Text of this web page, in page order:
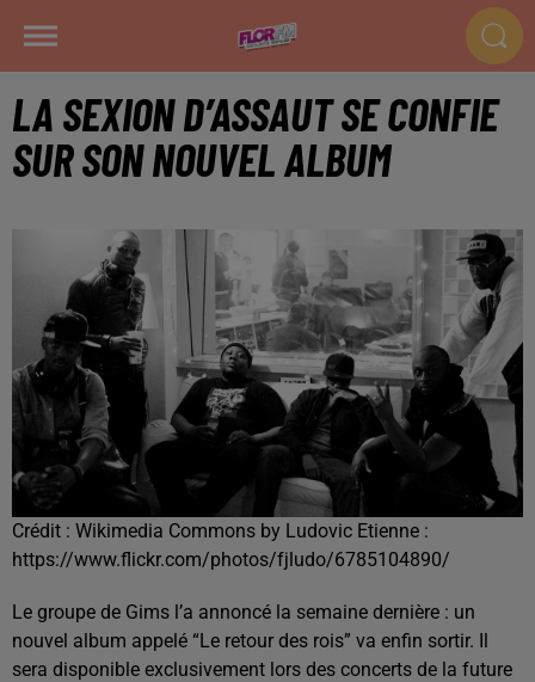
LA SEXION D’ASSAUT SE CONFIE
SUR SON NOUVEL ALBUM
Crédit : Wikimedia Commons by Ludovic Etienne :
https://www.flickr.com/photos/fjludo/6785104890/
Le groupe de Gims l’a annoncé la semaine dernière : un
nouvel album appelé “Le retour des rois” va enfin sortir. Il
sera disponible exclusivement lors des concerts de la future